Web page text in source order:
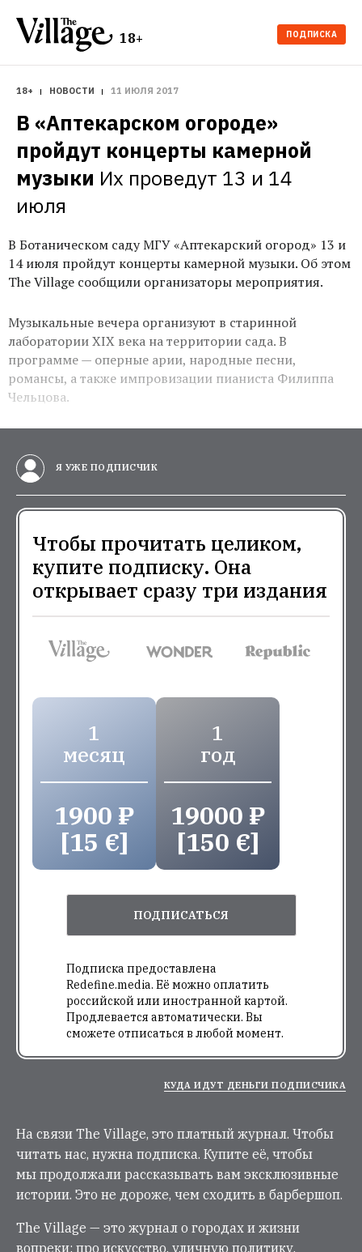
18+ ПОДПИСКА
18+ НОВОСТИ 11 ИЮЛЯ 2017
В «Аптекарском огороде»
пройдут концерты камерной
музыки Их проведут 13 и 14
июля
В Ботаническом саду МГУ «Аптекарский огород» 13 и
14 июля пройдут концерты камерной музыки. Об этом
The Village сообщили организаторы мероприятия.
Музыкальные вечера организуют в старинной
лаборатории XIX века на территории сада. В
программе — оперные арии, народные песни,
романсы, а также импровизации пианиста Филиппа
Чельцова.
Я УЖЕ ПОДПИСЧИК
Чтобы прочитать целиком,
купите подписку. Она
открывает сразу три издания
1
месяц
1900 ₽
[15 €]
1
год
19000 ₽
[150 €]
ПОДПИСАТЬСЯ
Подписка предоставлена
Redefine.media. Её можно оплатить
российской или иностранной картой.
Продлевается автоматически. Вы
сможете отписаться в любой момент.
КУДА ИДУТ ДЕНЬГИ ПОДПИСЧИКА
На связи The Village, это платный журнал. Чтобы
читать нас, нужна подписка. Купите её, чтобы
мы продолжали рассказывать вам эксклюзивные
истории. Это не дороже, чем сходить в барбершоп.
The Village — это журнал о городах и жизни
вопреки: про искусство, уличную политику,